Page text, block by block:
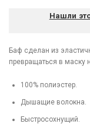
Нашли
Баф сделан из
превращаться в маску
100% полиэстер.
Дышащие волокна.
Быстросохнущий.